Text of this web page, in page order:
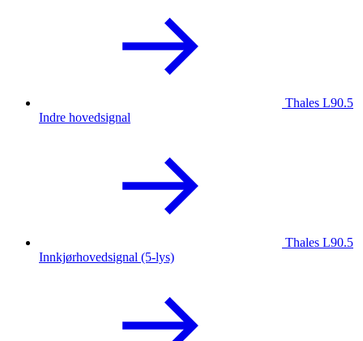
Thales L90.5
Indre hovedsignal
Thales L90.5
Innkjørhovedsignal (5-lys)